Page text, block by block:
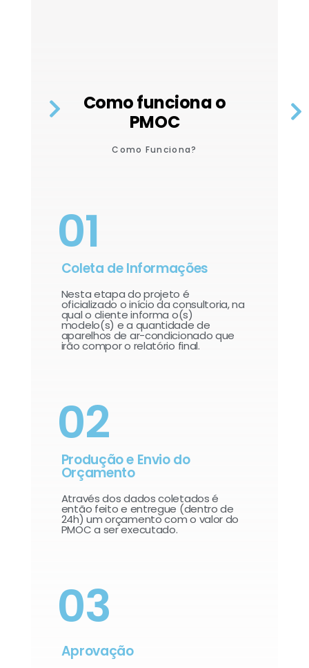
Como funciona o
PMOC
Como Funciona?
01
Coleta de Informações
Nesta etapa do projeto é
oficializado o início da consultoria, na
qual o cliente informa o(s)
modelo(s) e a quantidade de
aparelhos de ar-condicionado que
irão compor o relatório final.​
02
Produção e Envio do
Orçamento
Através dos dados coletados é
então feito e entregue (dentro de
24h) um orçamento com o valor do
PMOC a ser executado.
03
Aprovação